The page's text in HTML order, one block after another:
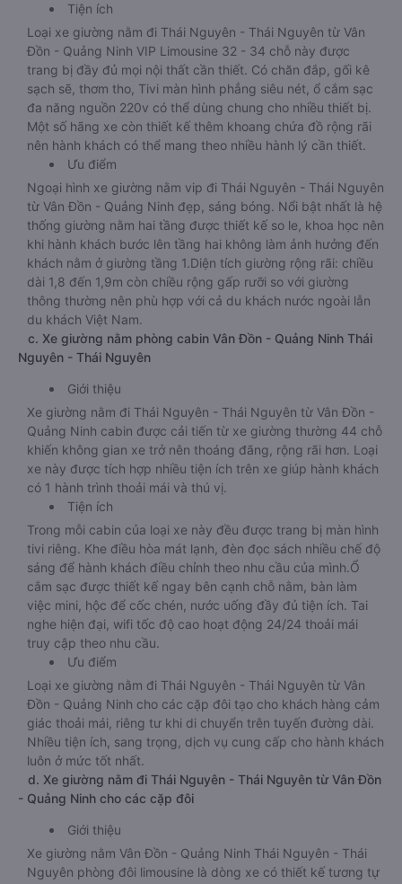
Tiện ích
Loại xe giường nằm đi Thái Nguyên - Thái Nguyên từ Vân
Đồn - Quảng Ninh VIP Limousine 32 - 34 chỗ này được
trang bị đầy đủ mọi nội thất cần thiết. Có chăn đắp, gối kê
sạch sẽ, thơm tho, Tivi màn hình phẳng siêu nét, ổ cắm sạc
đa năng nguồn 220v có thể dùng chung cho nhiều thiết bị.
Một số hãng xe còn thiết kế thêm khoang chứa đồ rộng rãi
nên hành khách có thể mang theo nhiều hành lý cần thiết.
Ưu điểm
Ngoại hình xe giường nằm vip đi Thái Nguyên - Thái Nguyên
từ Vân Đồn - Quảng Ninh đẹp, sáng bóng. Nổi bật nhất là hệ
thống giường nằm hai tầng được thiết kế so le, khoa học nên
khi hành khách bước lên tầng hai không làm ảnh hưởng đến
khách nằm ở giường tầng 1.Diện tích giường rộng rãi: chiều
dài 1,8 đến 1,9m còn chiều rộng gấp rưỡi so với giường
thông thường nên phù hợp với cả du khách nước ngoài lẫn
du khách Việt Nam.
c. Xe giường nằm phòng cabin Vân Đồn - Quảng Ninh Thái
Nguyên - Thái Nguyên
Giới thiệu
Xe giường nằm đi Thái Nguyên - Thái Nguyên từ Vân Đồn -
Quảng Ninh cabin được cải tiến từ xe giường thường 44 chỗ
khiến không gian xe trở nên thoáng đãng, rộng rãi hơn. Loại
xe này được tích hợp nhiều tiện ích trên xe giúp hành khách
có 1 hành trình thoải mái và thú vị.
Tiện ích
Trong mỗi cabin của loại xe này đều được trang bị màn hình
tivi riêng. Khe điều hòa mát lạnh, đèn đọc sách nhiều chế độ
sáng để hành khách điều chỉnh theo nhu cầu của mình.Ổ
cắm sạc được thiết kế ngay bên cạnh chỗ nằm, bàn làm
việc mini, hộc để cốc chén, nước uống đầy đủ tiện ích. Tai
nghe hiện đại, wifi tốc độ cao hoạt động 24/24 thoải mái
truy cập theo nhu cầu.
Ưu điểm
Loại xe giường nằm đi Thái Nguyên - Thái Nguyên từ Vân
Đồn - Quảng Ninh cho các cặp đôi tạo cho khách hàng cảm
giác thoải mái, riêng tư khi di chuyển trên tuyến đường dài.
Nhiều tiện ích, sang trọng, dịch vụ cung cấp cho hành khách
luôn ở mức tốt nhất.
d. Xe giường nằm đi Thái Nguyên - Thái Nguyên từ Vân Đồn
- Quảng Ninh cho các cặp đôi
Giới thiệu
Xe giường nằm Vân Đồn - Quảng Ninh Thái Nguyên - Thái
Nguyên phòng đôi limousine là dòng xe có thiết kế tương tự